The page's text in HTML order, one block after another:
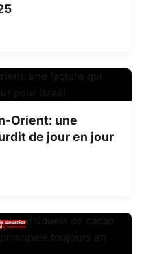
Orient: une
de jour en jour